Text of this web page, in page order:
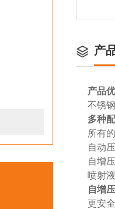
产
产品
不锈
多种
所有
自动
自增
喷射
自增
更安